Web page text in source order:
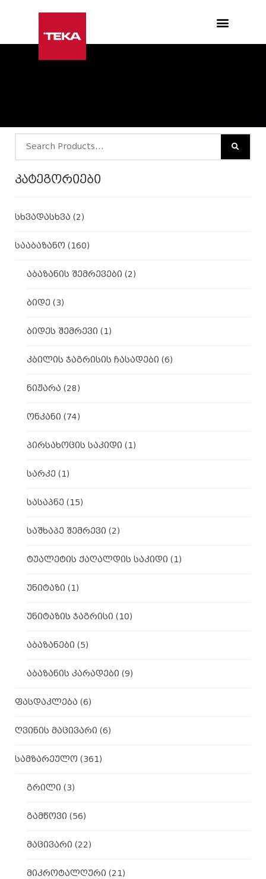
კატეგორიები
სხვადასხვა (2)
სააბაზანო (160)
აბაზანის შემრევები (2)
ბიდე (3)
ბიდეს შემრევი (1)
კბილის ჯაგრისის ჩასადები (6)
ნიჟარა (28)
ონკანი (74)
პირსახოცის საკიდი (1)
სარკე (1)
სასაპნე (15)
საშხაპე შემრევი (2)
ტუალეტის ქაღალდის საკიდი (1)
უნიტაზი (1)
უნიტაზის ჯაგრისი (10)
აბაზანები (5)
აბაზანის კარადები (9)
ფასდაკლება (6)
ღვინის მაცივარი (6)
სამზარეულო (361)
გრილი (3)
გამწოვი (56)
მაცივარი (22)
მიკროტალღური (21)